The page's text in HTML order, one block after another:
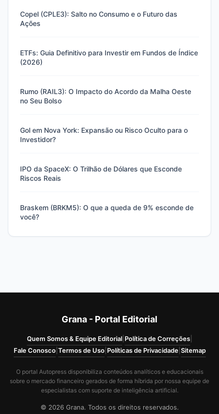
Copel (CPLE3): Salto no Consumo e o Futuro das
Ações
ETFs: Guia Definitivo para Investir em Fundos de Índice
(2026)
Rumo (RAIL3): O Impacto do Acordo da Malha Oeste
no Seu Bolso
Gol em Nova York: Expansão ou Risco Oculto para o
Investidor?
IPO da SpaceX: O Trilhão de Dólares que Esconde
Riscos Reais
Braskem (BRKM5): O que a queda de 9% esconde de
você?
Grana - Portal Editorial
Quem Somos & Equipe Editorial| Política de Correções|
Fale Conosco| Termos de Uso| Políticas de Privacidade| Sitemap
O portal Autopress disponibiliza conteúdos analíticos e educacionais
sobre o mercado financeiro gerados de forma híbrida por nossa equipe de
especialistas com suporte de inteligência artificial.
© 2026 Grana. Todos os direitos reservados.